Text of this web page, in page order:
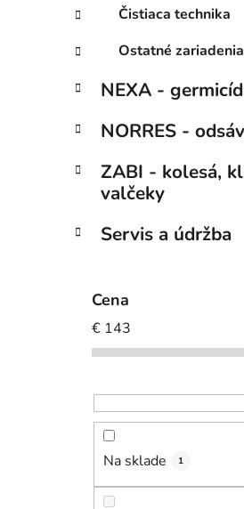
Čistiaca technika
Ostatné zariadenia
NEXA -
NORRES -
ZABI - kolesá,
valčeky
Servis a údržba
Cena
€ 143
Na sklade 1